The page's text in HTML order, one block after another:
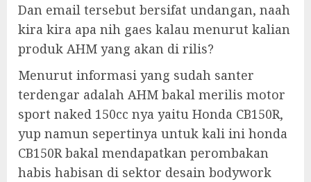
Dan email tersebut bersifat undangan, naah
kira kira apa nih gaes kalau menurut kalian
produk AHM yang akan di rilis?
Menurut informasi yang sudah santer
terdengar adalah AHM bakal merilis motor
sport naked 150cc nya yaitu Honda CB150R,
yup namun sepertinya untuk kali ini honda
CB150R bakal mendapatkan perombakan
habis habisan di sektor desain bodywork